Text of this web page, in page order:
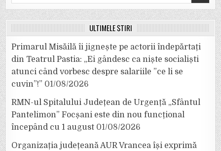
for:
ULTIMELE ȘTIRI
Primarul Misăilă îi jignește pe actorii îndepărtați
din Teatrul Pastia: „Ei gândesc ca niște socialiști
atunci când vorbesc despre salariile ”ce li se
cuvin”!” 01/08/2026
RMN-ul Spitalului Județean de Urgență „Sfântul
Pantelimon” Focșani este din nou funcțional
începând cu 1 august 01/08/2026
Organizația județeană AUR Vrancea își exprimă